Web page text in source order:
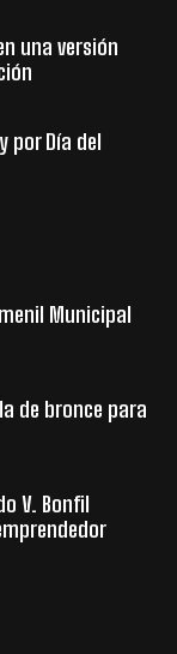
una versión
por Día del
Municipal
de bronce para
V. Bonfil